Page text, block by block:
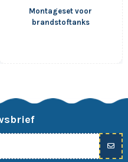
Montageset voor
brandstoftanks